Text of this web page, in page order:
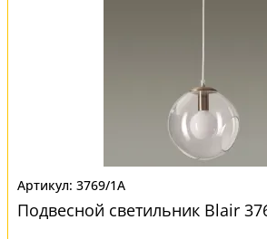
3769/1A
Подвесной светильник Blair